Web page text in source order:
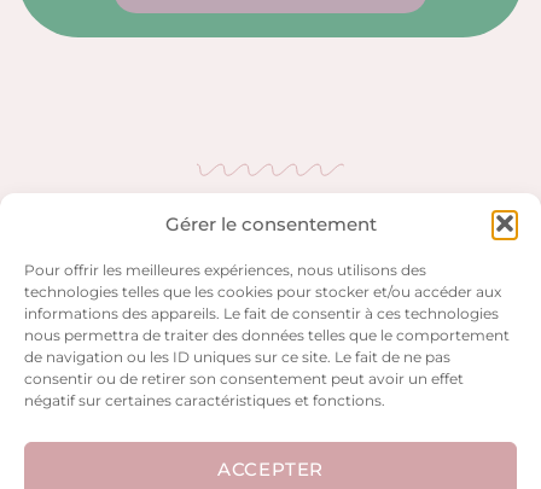
Gérer le consentement
Pour offrir les meilleures expériences, nous utilisons des
technologies telles que les cookies pour stocker et/ou accéder aux
informations des appareils. Le fait de consentir à ces technologies
nous permettra de traiter des données telles que le comportement
de navigation ou les ID uniques sur ce site. Le fait de ne pas
consentir ou de retirer son consentement peut avoir un effet
négatif sur certaines caractéristiques et fonctions.
ACCEPTER
D'autres articles sur le même thème
CONFIANCE EN SOI